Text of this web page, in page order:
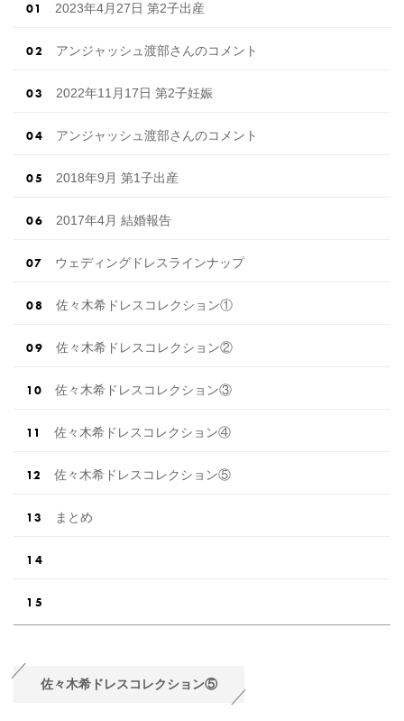
2023年4月27日 第2子出産
アンジャッシュ渡部さんのコメント
2022年11月17日 第2子妊娠
アンジャッシュ渡部さんのコメント
2018年9月 第1子出産
2017年4月 結婚報告
ウェディングドレスラインナップ
佐々木希ドレスコレクション①
佐々木希ドレスコレクション②
佐々木希ドレスコレクション③
佐々木希ドレスコレクション④
佐々木希ドレスコレクション⑤
まとめ
佐々木希ドレスコレクション⑤